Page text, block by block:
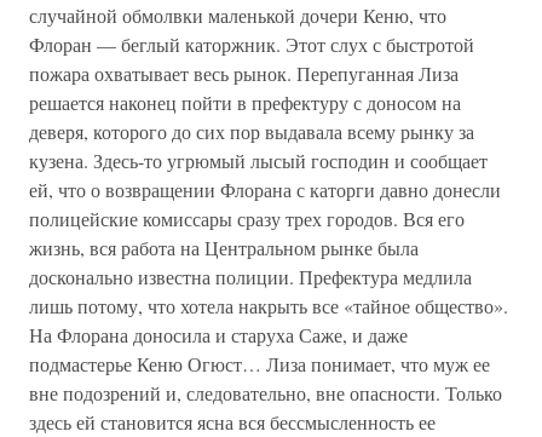
случайной обмолвки маленькой дочери Кеню, что
Флоран — беглый каторжник. Этот слух с быстротой
пожара охватывает весь рынок. Перепуганная Лиза
решается наконец пойти в префектуру с доносом на
деверя, которого до сих пор выдавала всему рынку за
кузена. Здесь-то угрюмый лысый господин и сообщает
ей, что о возвращении Флорана с каторги давно донесли
полицейские комиссары сразу трех городов. Вся его
жизнь, вся работа на Центральном рынке была
досконально известна полиции. Префектура медлила
лишь потому, что хотела накрыть все «тайное общество».
На Флорана доносила и старуха Саже, и даже
подмастерье Кеню Огюст… Лиза понимает, что муж ее
вне подозрений и, следовательно, вне опасности. Только
здесь ей становится ясна вся бессмысленность ее